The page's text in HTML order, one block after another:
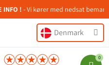
!- Vi kører med nedsat
Denmark